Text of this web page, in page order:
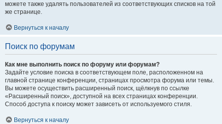
можете также удалять пользователей из соответствующих списков на той
же странице.
Вернуться к началу
Поиск по форумам
Как мне выполнить поиск по форуму или форумам?
Задайте условие поиска в соответствующем поле, расположенном на
главной странице конференции, страницах просмотра форума или темы.
Вы можете осуществить расширенный поиск, щёлкнув по ссылке
«Расширенный поиск», доступной на всех страницах конференции.
Способ доступа к поиску может зависеть от используемого стиля.
Вернуться к началу